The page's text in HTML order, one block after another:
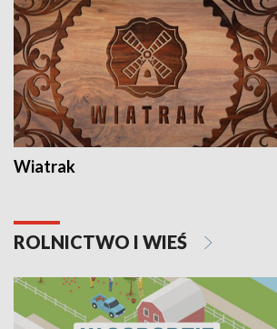
Wiatrak
ROLNICTWO I WIEŚ